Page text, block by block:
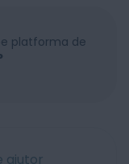
platforma de
ajutor